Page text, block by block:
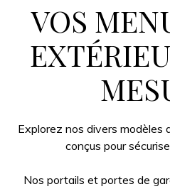
VOS
Explorez nos divers modèles
conçus pour
Nos portails et portes de